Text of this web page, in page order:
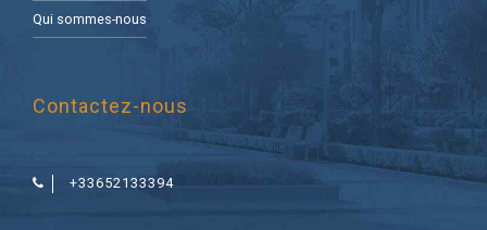
Qui sommes-nous
Contactez-nous
+33652133394